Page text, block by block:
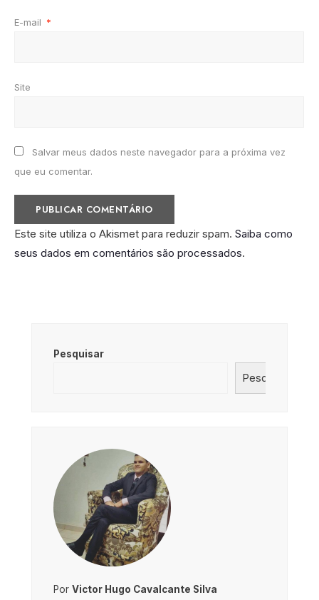
E-mail *
Site
Salvar meus dados neste navegador para a próxima vez
que eu comentar.
Este site utiliza o Akismet para reduzir spam. Saiba como
seus dados em comentários são processados.
Pesquisar
Pesquisar
Por Victor Hugo Cavalcante Silva